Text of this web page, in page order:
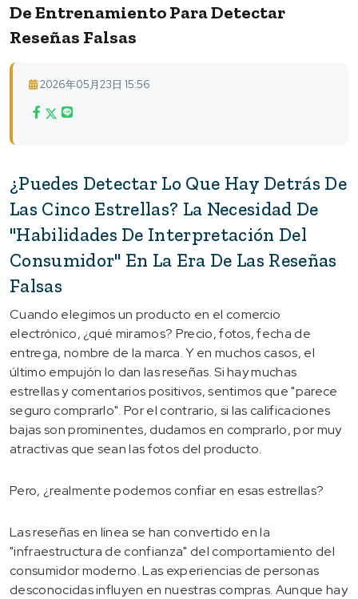
De Entrenamiento Para Detectar
Reseñas Falsas
2026年05月23日 15:56
¿Puedes Detectar Lo Que Hay Detrás De
Las Cinco Estrellas? La Necesidad De
"habilidades De Interpretación Del
Consumidor" En La Era De Las Reseñas
Falsas
Cuando elegimos un producto en el comercio
electrónico, ¿qué miramos? Precio, fotos, fecha de
entrega, nombre de la marca. Y en muchos casos, el
último empujón lo dan las reseñas. Si hay muchas
estrellas y comentarios positivos, sentimos que "parece
seguro comprarlo". Por el contrario, si las calificaciones
bajas son prominentes, dudamos en comprarlo, por muy
atractivas que sean las fotos del producto.
Pero, ¿realmente podemos confiar en esas estrellas?
Las reseñas en línea se han convertido en la
"infraestructura de confianza" del comportamiento del
consumidor moderno. Las experiencias de personas
desconocidas influyen en nuestras compras. Aunque hay